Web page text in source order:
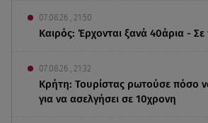
07.08.26 , 21:50
Καιρός: Έρχονται ξανά 40άρια - Σε
07.08.26 , 21:32
Κρήτη: Τουρίστας ρωτούσε πόσο
για να ασελγήσει σε 10χρονη